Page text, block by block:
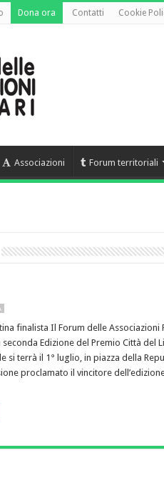
Dona ora Contatti Cookie
Associazioni Forum territoriali
finalista Il Forum delle Associazioni
Edizione del Premio Città del
si terrà il 1° luglio, in piazza della
proclamato il vincitore